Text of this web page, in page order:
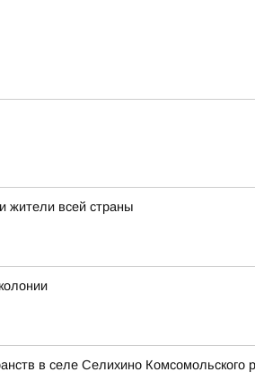
жители всей страны
в селе Селихино Комсомольского